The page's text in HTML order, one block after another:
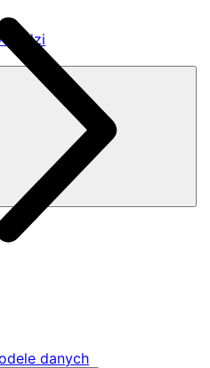
danych